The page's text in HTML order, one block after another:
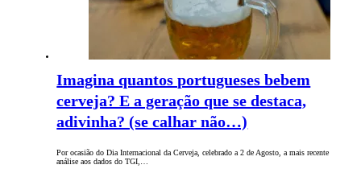
Imagina quantos portugueses bebem
cerveja? E a geração que se destaca,
adivinha? (se calhar não…)
Por ocasião do Dia Internacional da Cerveja, celebrado a 2 de Agosto, a mais recente
análise aos dados do TGI,…